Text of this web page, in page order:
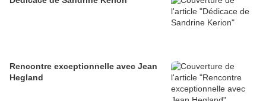
Rencontre exceptionnelle avec Jean
Hegland